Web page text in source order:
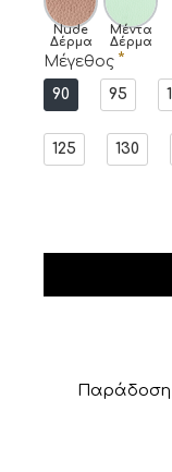
Nude
Δέρμα
Μέντα
Δέρμα
Μέγεθος
90
95
125 130
Παράδοση